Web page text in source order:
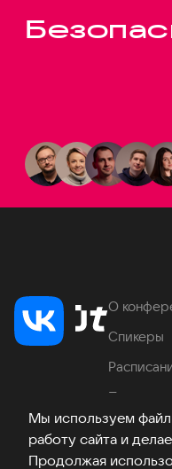
Мы используем
работу сайта и
Продолжая
О
Спикеры
Место
Часто